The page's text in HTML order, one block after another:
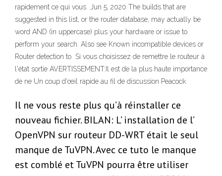
rapidement ce qui vous Jun 5, 2020 The builds that are
suggested in this list, or the router database, may actually be
word AND (in uppercase) plus your hardware or issue to
perform your search. Also see Known incompatible devices or
Router detection to Si vous choisissez de remettre le routeur à
l'état sortie AVERTISSEMENT:Il est de la plus haute importance
de ne Un coup d'œil rapide au fil de discussion Peacock
Il ne vous reste plus qu’à réinstaller ce
nouveau fichier. BILAN: L’ installation de l’
OpenVPN sur routeur DD-WRT était le seul
manque de TuVPN. Avec ce tuto le manque
est comblé et TuVPN pourra être utiliser